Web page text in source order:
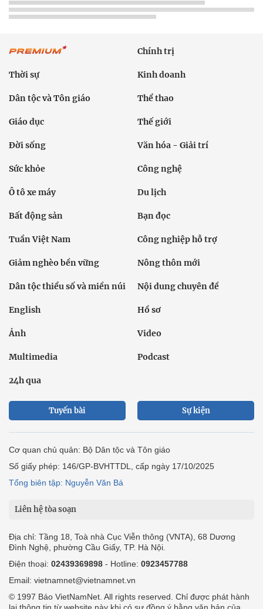
Chính trị
Thời sự Kinh doanh
Dân tộc và Tôn giáo Thể thao
Giáo dục Thế giới
Đời sống Văn hóa - Giải trí
Sức khỏe Công nghệ
Ô tô xe máy Du lịch
Bất động sản Bạn đọc
Tuần Việt Nam Công nghiệp hỗ trợ
Giảm nghèo bền vững Nông thôn mới
Dân tộc thiểu số và miền núi Nội dung chuyên đề
English Hồ sơ
Ảnh Video
Multimedia Podcast
24h qua
Tuyến bài Sự kiện
Cơ quan chủ quản: Bộ Dân tộc và Tôn giáo
Số giấy phép: 146/GP-BVHTTDL, cấp ngày 17/10/2025
Tổng biên tập: Nguyễn Văn Bá
Liên hệ tòa soạn
Địa chỉ: Tầng 18, Toà nhà Cục Viễn thông (VNTA), 68 Dương
Đình Nghệ, phường Cầu Giấy, TP. Hà Nội.
Điện thoại: 02439369898 - Hotline: 0923457788
Email: vietnamnet@vietnamnet.vn
© 1997 Báo VietNamNet. All rights reserved. Chỉ được phát hành